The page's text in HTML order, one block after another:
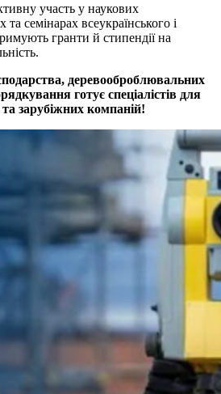
участь у наукових
та семінарах всеукраїнського і
гранти й стипендії на
деревооброблювальних
готує спеціалістів для
зарубіжних компаній!